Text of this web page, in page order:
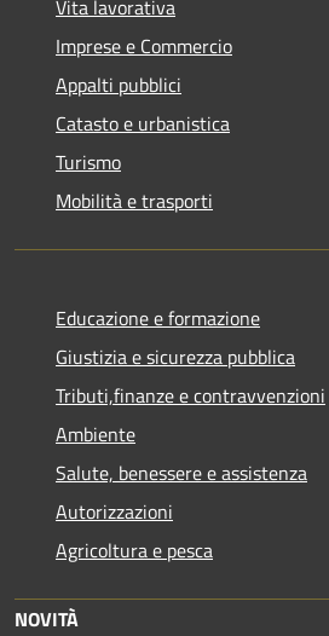
Vita lavorativa
Imprese e Commercio
Appalti pubblici
Catasto e urbanistica
Turismo
Mobilità e trasporti
Educazione e formazione
Giustizia e sicurezza pubblica
Tributi,finanze e contravvenzioni
Ambiente
Salute, benessere e assistenza
Autorizzazioni
Agricoltura e pesca
NOVITÀ